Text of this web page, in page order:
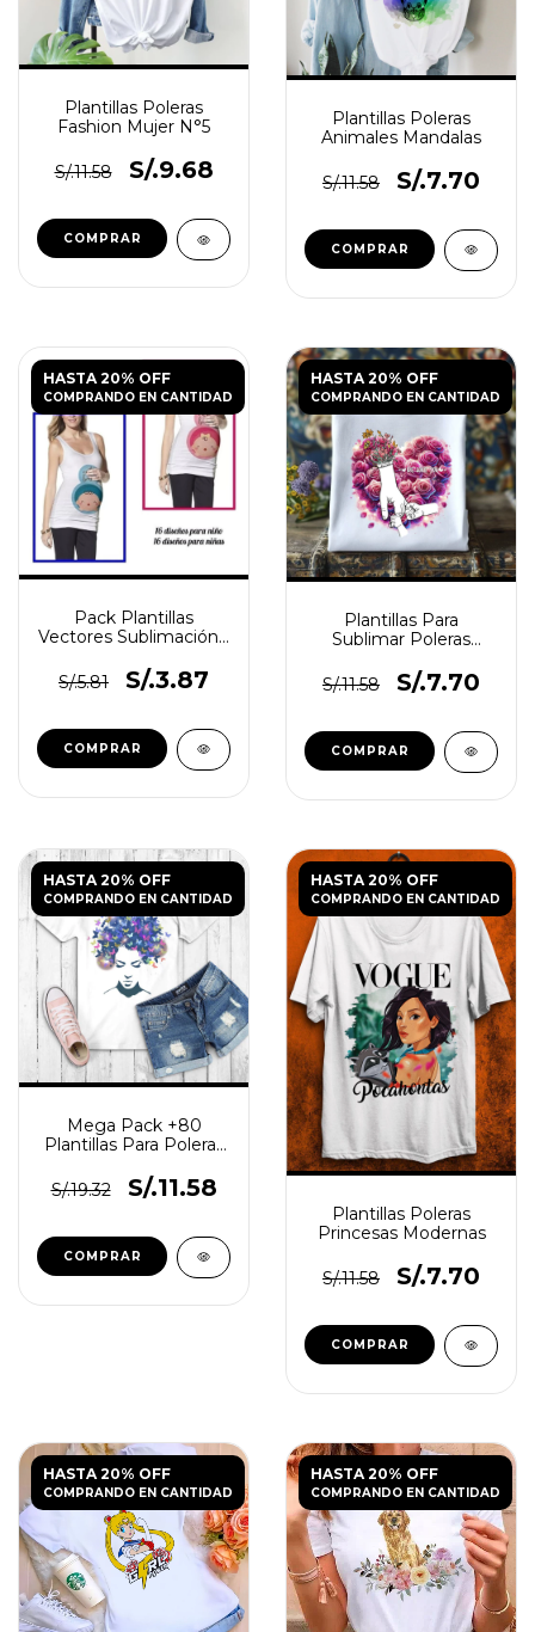
Plantillas Poleras
Fashion Mujer N°5
S/.11.58 S/.9.68
Plantillas Poleras
Animales Mandalas
S/.11.58 S/.7.70
HASTA 20% OFF
COMPRANDO EN CANTIDAD
Pack Plantillas
Vectores Sublimación -
S/.5.81
S/.3.87
HASTA 20% OFF
COMPRANDO EN CANTIDAD
Plantillas Para
Sublimar Poleras
S/.11.58
S/.7.70
HASTA 20% OFF
COMPRANDO EN CANTIDAD
Mega Pack +80
Plantillas Para Poleras
S/.19.32
S/.11.58
HASTA 20% OFF
COMPRANDO EN CANTIDAD
Plantillas Poleras
Princesas Modernas
S/.11.58 S/.7.70
HASTA 20% OFF
COMPRANDO EN CANTIDAD
HASTA 20% OFF
COMPRANDO EN CANTIDAD